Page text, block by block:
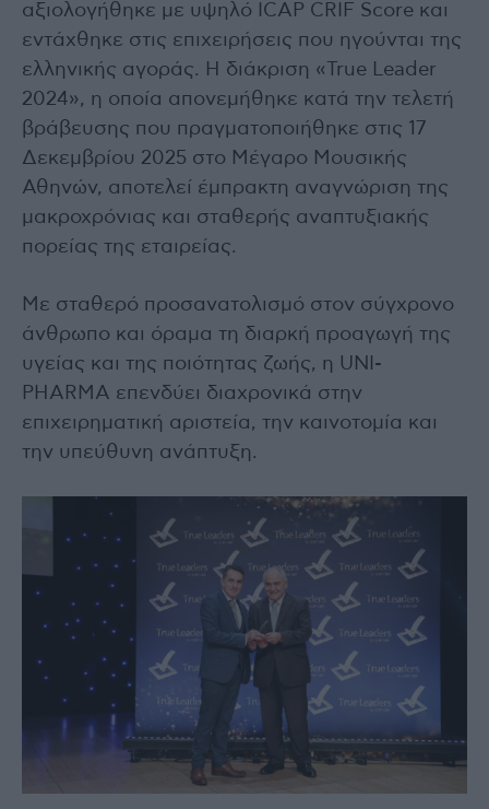
αξιολογήθηκε με υψηλό ICAP CRIF Score και
εντάχθηκε στις επιχειρήσεις που ηγούνται της
ελληνικής αγοράς. Η διάκριση «True Leader
2024», η οποία απονεμήθηκε κατά την τελετή
βράβευσης που πραγματοποιήθηκε στις 17
Δεκεμβρίου 2025 στο Μέγαρο Μουσικής
Αθηνών, αποτελεί έμπρακτη αναγνώριση της
μακροχρόνιας και σταθερής αναπτυξιακής
πορείας της εταιρείας.
Με σταθερό προσανατολισμό στον σύγχρονο
άνθρωπο και όραμα τη διαρκή προαγωγή της
υγείας και της ποιότητας ζωής, η UNI-
PHARMA επενδύει διαχρονικά στην
επιχειρηματική αριστεία, την καινοτομία και
την υπεύθυνη ανάπτυξη.